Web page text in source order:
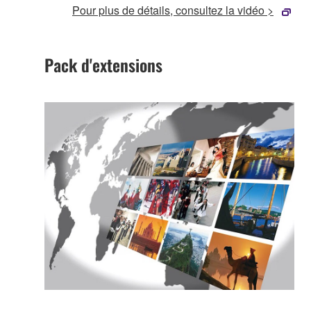
Pour plus de détails, consultez la vidéo >
Pack d'extensions